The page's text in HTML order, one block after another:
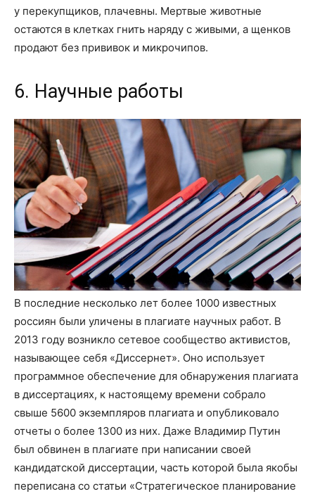
у перекупщиков, плачевны. Мертвые животные
остаются в клетках гнить наряду с живыми, а щенков
продают без прививок и микрочипов.
6. Научные работы
В последние несколько лет более 1000 известных
россиян были уличены в плагиате научных работ. В
2013 году возникло сетевое сообщество активистов,
называющее себя «Диссернет». Оно использует
программное обеспечение для обнаружения плагиата
в диссертациях, к настоящему времени собрало
свыше 5600 экземпляров плагиата и опубликовало
отчеты о более 1300 из них. Даже Владимир Путин
был обвинен в плагиате при написании своей
кандидатской диссертации, часть которой была якобы
переписана со статьи «Стратегическое планирование